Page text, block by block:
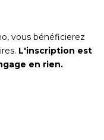
vous bénéficierez
L'inscription est
en rien.